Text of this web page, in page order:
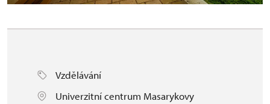
Vzdělávání
Univerzitní centrum Masarykovy